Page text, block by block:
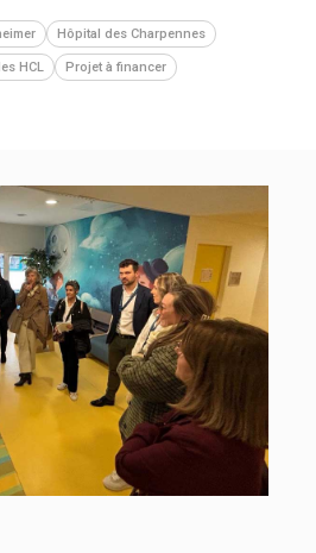
Hôpital des Charpennes
HCL Projet à financer